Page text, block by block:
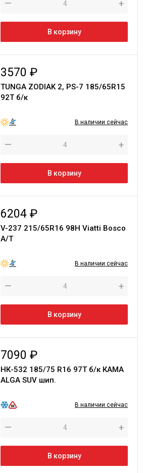
— +
В корзину
3570 ₽
TUNGA ZODIAK 2, PS-7 185/65R15
92T б/к
В наличии сейчас
— +
В корзину
6204 ₽
V-237 215/65R16 98H Viatti Bosco
A/T
В наличии сейчас
— +
В корзину
7090 ₽
НК-532 185/75 R16 97T б/к КАМА
ALGA SUV шип.
В наличии сейчас
— +
В корзину